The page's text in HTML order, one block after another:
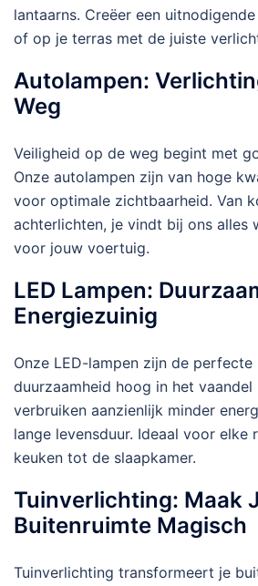
lantaarns. Creëer een
of op je terras met de juiste
Autolampen:
Weg
Veiligheid op de weg begint met
Onze autolampen zijn van hoge
voor optimale zichtbaarheid. Van
achterlichten, je vindt bij ons alles
voor jouw voertuig.
LED Lampen:
Energiezuinig
Onze LED-lampen zijn de
duurzaamheid hoog in het vaandel
verbruiken aanzienlijk minder
lange levensduur. Ideaal voor elke
keuken tot de slaapkamer.
Tuinverlichting: Maak
Buitenruimte Magisch
Tuinverlichting transformeert je